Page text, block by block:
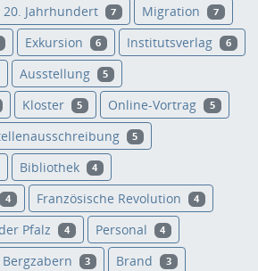
20. Jahrhundert 7 Migration 7
Exkursion 6 Institutsverlag 6
Ausstellung 5
Kloster 5 Online-Vortrag 5
5
Bibliothek 4
4 Französische Revolution 4
Pfalz 4 Personal 4
Bergzabern 3 Brand 3